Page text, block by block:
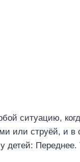
ситуацию,
или струёй,
детей: